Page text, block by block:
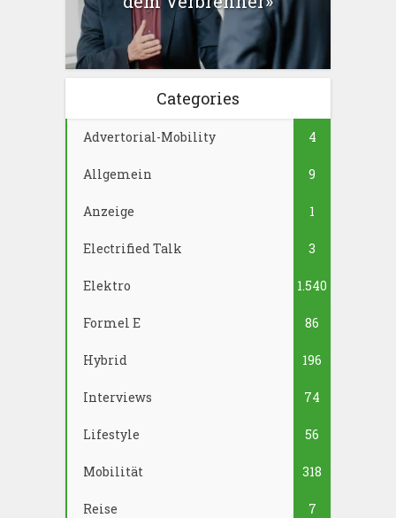
Categories
Advertorial-Mobility 4
Allgemein 9
Anzeige 1
Electrified Talk 3
Elektro 1.540
Formel E 86
Hybrid 196
Interviews 74
Lifestyle 56
Mobilität 318
Reise 7